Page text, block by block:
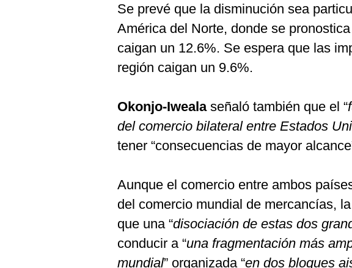
Se prevé que la disminución sea
América del Norte, donde se
caigan un 12.6%. Se espera que las
región caigan un 9.6%.
Okonjo-Iwealaseñaló también que el “
del comercio bilateral entre Estados
tener “consecuencias de mayor
Aunque el comercio entre ambos
del comercio mundial de mercancías,
que una “disociación de estas dos
conducir a “una fragmentación más
mundial” organizada “en dos bloques